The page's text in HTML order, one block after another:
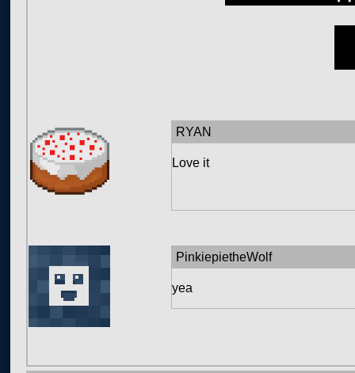
RYAN
Love it
PinkiepietheWolf
yea